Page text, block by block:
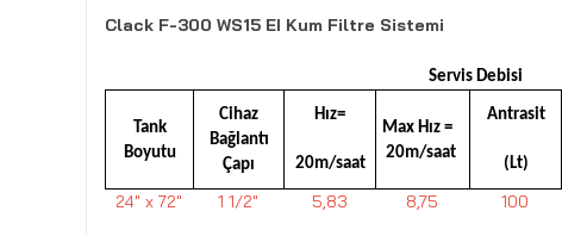
Clack F-300 WS15 EI Kum Filtre Sistemi
Servis Debisi
Tank
Boyutu
Cihaz
Bağlantı
Çapı
Hız=
Max Hız =
20m/saat
Antrasit
20m/saat (Lt)
24″ x 72″ 1 1/2″ 5,83 8,75 100